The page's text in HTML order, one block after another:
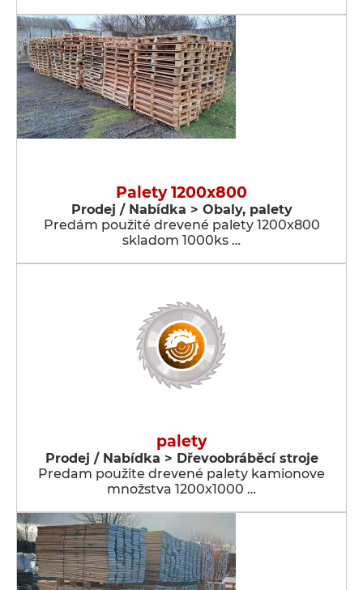
Palety 1200x800
Prodej / Nabídka > Obaly, palety
Predám použité drevené palety 1200x800
skladom 1000ks …
palety
Prodej / Nabídka > Dřevoobráběcí stroje
Predam použite drevené palety kamionove
množstva 1200x1000 …